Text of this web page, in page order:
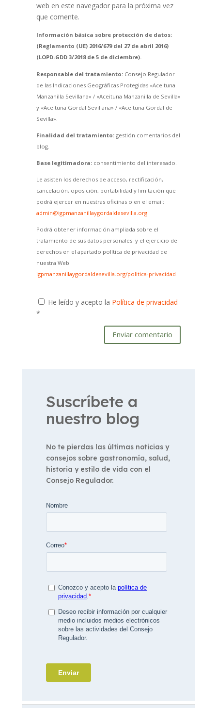
web en este navegador para la próxima vez
que comente.
Información básica sobre protección de datos:
(Reglamento (UE) 2016/679 del 27 de abril 2016)
(LOPD-GDD 3/2018 de 5 de diciembre).
Responsable del tratamiento:Consejo Regulador
de las Indicaciones Geográficas Protegidas «Aceituna
Manzanilla Sevillana» / «Aceituna Manzanilla de Sevilla»
y «Aceituna Gordal Sevillana» / «Aceituna Gordal de
Sevilla».
Finalidad del tratamiento:gestión comentarios del
blog.
Base legitimadora:consentimiento del interesado.
Le asisten los derechos de acceso, rectificación,
cancelación, oposición, portabilidad y limitación que
podrá ejercer en nuestras oficinas o en el email:
admin@igpmanzanillaygordaldesevilla.org
Podrá obtener información ampliada sobre el
tratamiento de sus datos personales y el ejercicio de
derechos en el apartado política de privacidad de
nuestra Web
igpmanzanillaygordaldesevilla.org/politica-privacidad
He leído y acepto la Política de privacidad
*
Enviar comentario
Suscríbete a
nuestro blog
No te pierdas las últimas noticias y
consejos sobre gastronomía, salud,
historia y estilo de vida con el
Consejo Regulador.